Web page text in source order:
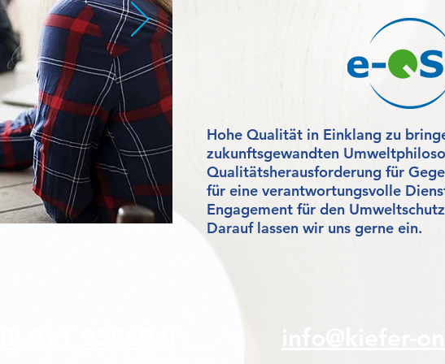
Hohe Qualität in Einklang zu
zukunftsgewandten
Qualitätsherausforderung für
für eine verantwortungsvolle
Engagement für den
Darauf lassen wir uns gerne ein.
info@kiefer-